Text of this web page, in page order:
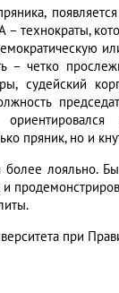
– технократы,
– четко
судейский
пряник, но и
лояльно.
при